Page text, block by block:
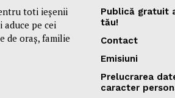
toti ieşenii
pe cei
de oraş, familie
Publică gratuit
tău!
Contact
Emisiuni
Prelucrarea
caracter